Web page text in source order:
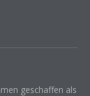
geschaffen als